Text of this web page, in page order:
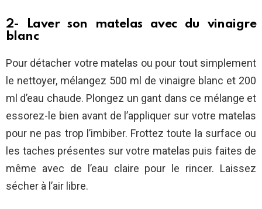
2- Laver son matelas avec du vinaigre
blanc
Pour détacher votre matelas ou pour tout simplement
le nettoyer, mélangez 500 ml de vinaigre blanc et 200
ml d’eau chaude. Plongez un gant dans ce mélange et
essorez-le bien avant de l’appliquer sur votre matelas
pour ne pas trop l’imbiber. Frottez toute la surface ou
les taches présentes sur votre matelas puis faites de
même avec de l’eau claire pour le rincer. Laissez
sécher à l’air libre.